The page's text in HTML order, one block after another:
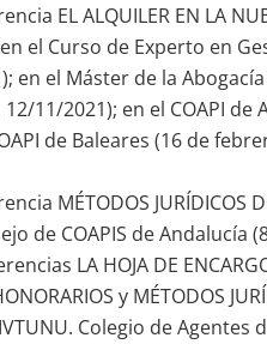
EL ALQUILER EN LA
en el Curso de Experto en
en el Máster de la
11/2021); en el COAPI de
de Baleares (16 de
MÉTODOS JURÍDICOS
de COAPIS de Andalucía
LA HOJA DE
y MÉTODOS
Colegio de